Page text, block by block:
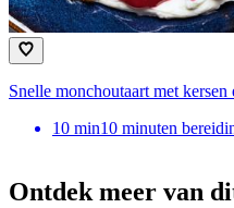
Ontdek meer van
Snelle monchoutaart met kersen
10 min10 minuten